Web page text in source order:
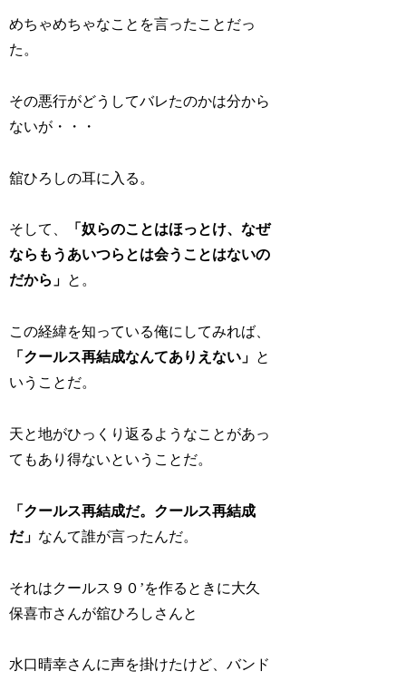
めちゃめちゃなことを言ったことだっ
た。
その悪行がどうしてバレたのかは分から
ないが・・・
舘ひろしの耳に入る。
そして、
「奴らのことはほっとけ、なぜ
ならもうあいつらとは会うことはないの
だから」 と。
この経緯を知っている俺にしてみれば、
「クールス再結成なんてありえない」 と
いうことだ。
天と地がひっくり返るようなことがあっ
てもあり得ないということだ。
「クールス再結成だ。クールス再結成
だ」 なんて誰が言ったんだ。
それはクールス９０’を作るときに大久
保喜市さんが舘ひろしさんと
水口晴幸さんに声を掛けたけど、バンド